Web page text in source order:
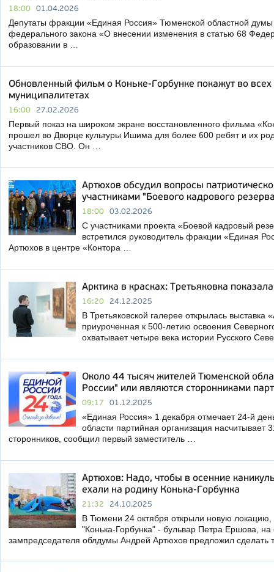
18:00 01.04.2026
Депутаты фракции «Единая Россия» Тюменской областной думы
федерального закона «О внесении изменения в статью 68
образовании в …
Обновленный фильм о Коньке-Горбунке покажут во всех
муниципалитетах
16:00 27.02.2026
Первый показ на широком экране восстановленного фильма
прошел во Дворце культуры Ишима для более 600 ребят и их
участников СВО. Он …
Артюхов обсудил вопросы
участниками "Боевого кадрового
18:00 03.02.2026
С участниками проекта «Боевой кадровый
встретился руководитель фракции «Единая
Артюхов в центре «Контора …
Арктика в красках: Третьяковка
16:20 24.12.2025
В Третьяковской галерее открылась выставка
приуроченная к 500-летию освоения
охватывает четыре века истории Русского
Около 44 тысяч жителей Тюменской
России" или являются сторонниками
09:17 01.12.2025
«Единая Россия» 1 декабря отмечает 24-й
области партийная организация насчитывает
сторонников, сообщил первый заместитель …
Артюхов: Надо, чтобы в осенние
ехали на родину Конька-Горбунка
21:32 24.10.2025
В Тюмени 24 октября открыли новую локацию,
"Конька-Горбунка" - бульвар Петра Ершова, на
зампредседателя облдумы Андрей Артюхов предложил сделать